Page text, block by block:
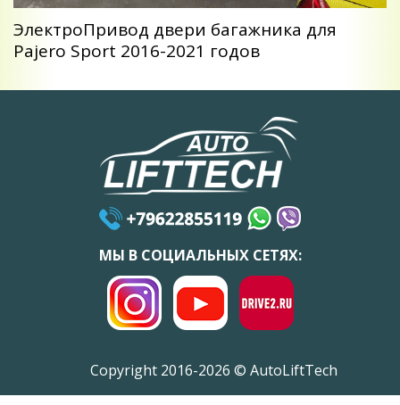
ЭлектроПривод двери багажника для
Pajero Sport 2016-2021 годов
МЫ В СОЦИАЛЬНЫХ СЕТЯХ:
Copyright 2016-2026 © AutoLiftTech